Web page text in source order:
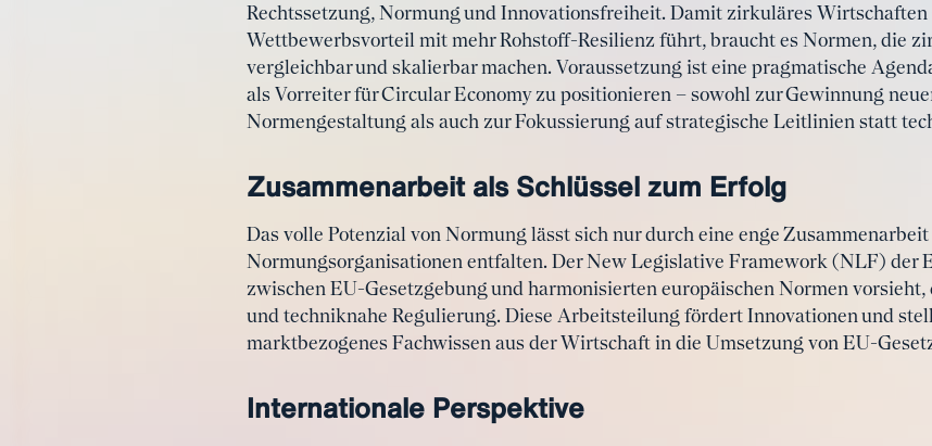
Rechtssetzung, Normung und Innovationsfreiheit. Damit zirkuläres Wirtschaften
Wettbewerbsvorteil mit mehr Rohstoff-Resilienz führt, braucht es Normen, die
vergleichbar und skalierbar machen. Voraussetzung ist eine pragmatische
als Vorreiter für Circular Economy zu positionieren – sowohl zur Gewinnung
Normengestaltung als auch zur Fokussierung auf strategische Leitlinien statt
Zusammenarbeit als Schlüssel zum Erfolg
Das volle Potenzial von Normung lässt sich nur durch eine enge
Normungsorganisationen entfalten. Der New Legislative Framework (NLF) der
zwischen EU-Gesetzgebung und harmonisierten europäischen Normen
und techniknahe Regulierung. Diese Arbeitsteilung fördert Innovationen und
marktbezogenes Fachwissen aus der Wirtschaft in die Umsetzung von EU-
Internationale Perspektive